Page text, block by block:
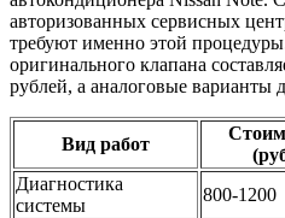
авторизованных сервисных
требуют именно этой
оригинального клапана
рублей, а аналоговые варианты
Вид работ
Диагностика
системы
800-1200